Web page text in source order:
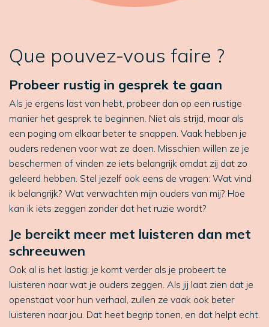
Que pouvez-vous faire ?
Probeer rustig in gesprek te gaan
Als je ergens last van hebt, probeer dan op een rustige
manier het gesprek te beginnen. Niet als strijd, maar als
een poging om elkaar beter te snappen. Vaak hebben je
ouders redenen voor wat ze doen. Misschien willen ze je
beschermen of vinden ze iets belangrijk omdat zij dat zo
geleerd hebben. Stel jezelf ook eens de vragen: Wat vind
ik belangrijk? Wat verwachten mijn ouders van mij? Hoe
kan ik iets zeggen zonder dat het ruzie wordt?
Je bereikt meer met luisteren dan met
schreeuwen
Ook al is het lastig: je komt verder als je probeert te
luisteren naar wat je ouders zeggen. Als jij laat zien dat je
openstaat voor hun verhaal, zullen ze vaak ook beter
luisteren naar jou. Dat heet begrip tonen, en dat helpt echt.